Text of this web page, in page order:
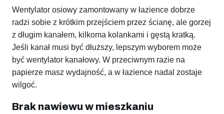
Wentylator osiowy zamontowany w łazience dobrze
radzi sobie z krótkim przejściem przez ścianę, ale gorzej
z długim kanałem, kilkoma kolankami i gęstą kratką.
Jeśli kanał musi być dłuższy, lepszym wyborem może
być wentylator kanałowy. W przeciwnym razie na
papierze masz wydajność, a w łazience nadal zostaje
wilgoć.
Brak nawiewu w mieszkaniu